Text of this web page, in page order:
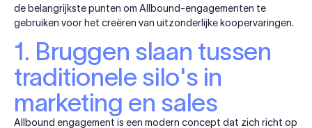
de belangrijkste punten om Allbound-engagementen te
gebruiken voor het creëren van uitzonderlijke koopervaringen.
1. Bruggen slaan tussen
traditionele silo's in
marketing en sales
Allbound engagement is een modern concept dat zich richt op